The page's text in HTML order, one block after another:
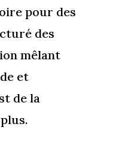
pour des
des
mêlant
et
de la